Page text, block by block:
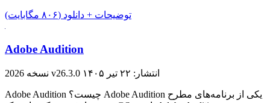
توضیحات + دانلود (۸۰۶ مگابایت)
Adobe Audition
نسخه 2026 v26.3.0 انتشار: ۲۲ تیر ۱۴۰۵
Adobe Audition چیست؟ Adobe Audition یکی از برنامه‌های مطرح